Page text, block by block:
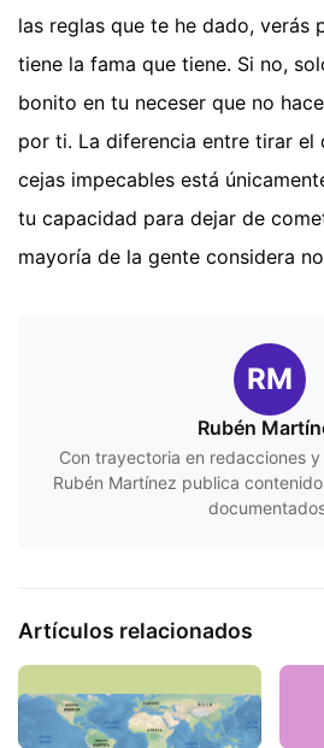
las reglas que te he dado, verás
tiene la fama que tiene. Si no,
bonito en tu neceser que no
por ti. La diferencia entre tirar el
cejas impecables está
tu capacidad para dejar de
mayoría de la gente considera
RM
Rubén
Con trayectoria en redacciones
Rubén Martínez publica
Artículos relacionados